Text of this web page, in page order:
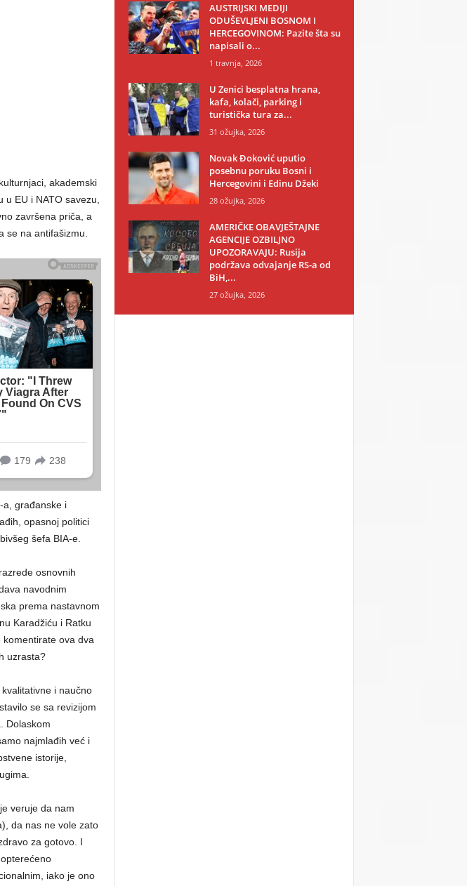
akademski
EU i NATO savezu,
završena priča, a
se na antifašizmu.
a, građanske i
opasnoj politici
šefa BIA-e.
osnovnih
navodnim
prema nastavnom
Karadžiću i Ratku
ova dva
uzrasta?
i naučno
se sa revizijom
Dolaskom
najmlađih već i
istorije,
veruje da nam
da nas ne vole zato
za gotovo. I
iako je ono
AUSTRIJSKI MEDIJI
ODUŠEVLJENI BOSNOM I
HERCEGOVINOM: Pazite šta su
napisali o...
1 travnja, 2026
U Zenici besplatna hrana,
kafa, kolači, parking i
turistička tura za...
31 ožujka, 2026
Novak Đoković uputio
posebnu poruku Bosni i
Hercegovini i Edinu Džeki
28 ožujka, 2026
AMERIČKE OBAVJEŠTAJNE
AGENCIJE OZBILJNO
UPOZORAVAJU: Rusija
podržava odvajanje RS-a od
BiH,...
27 ožujka, 2026